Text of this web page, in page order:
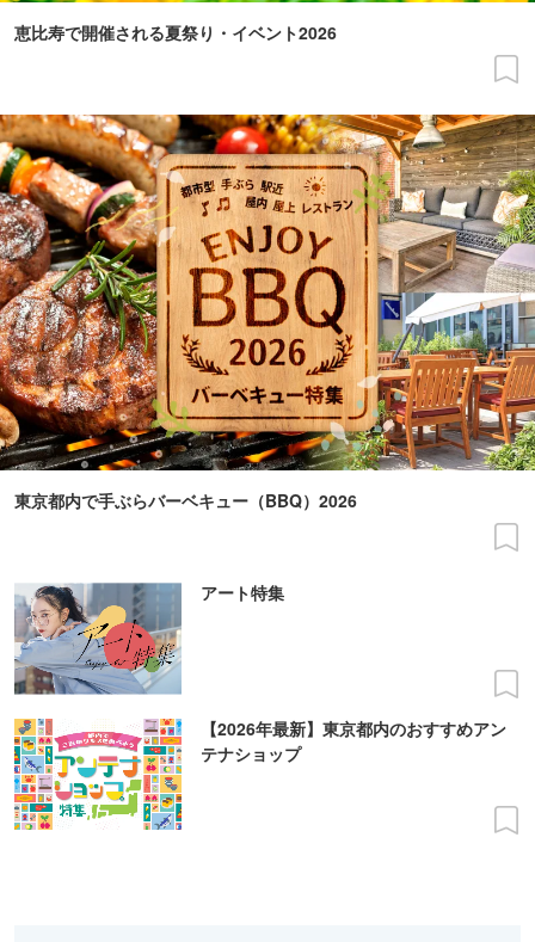
恵比寿で開催される夏祭り・イベント2026
東京都内で手ぶらバーベキュー（BBQ）2026
アート特集
【2026年最新】東京都内のおすすめアン
テナショップ